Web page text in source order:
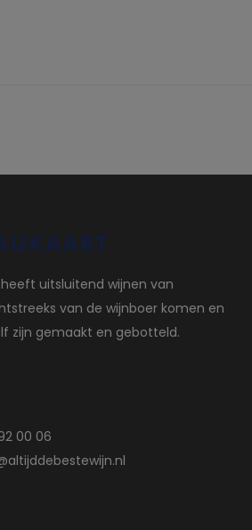
uitsluitend wijnen van
van de wijnboer komen en
zijn gemaakt en gebotteld.
00 06